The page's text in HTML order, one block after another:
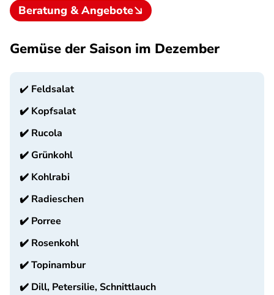
Beratung & Angebote
Gemüse der Saison im Dezember
✔️ Feldsalat
✔️ Kopfsalat
✔️ Rucola
✔️Grünkohl
✔️ Kohlrabi
✔️ Radieschen
✔️ Porree
✔️ Rosenkohl
✔️Topinambur
✔️ Dill, Petersilie, Schnittlauch